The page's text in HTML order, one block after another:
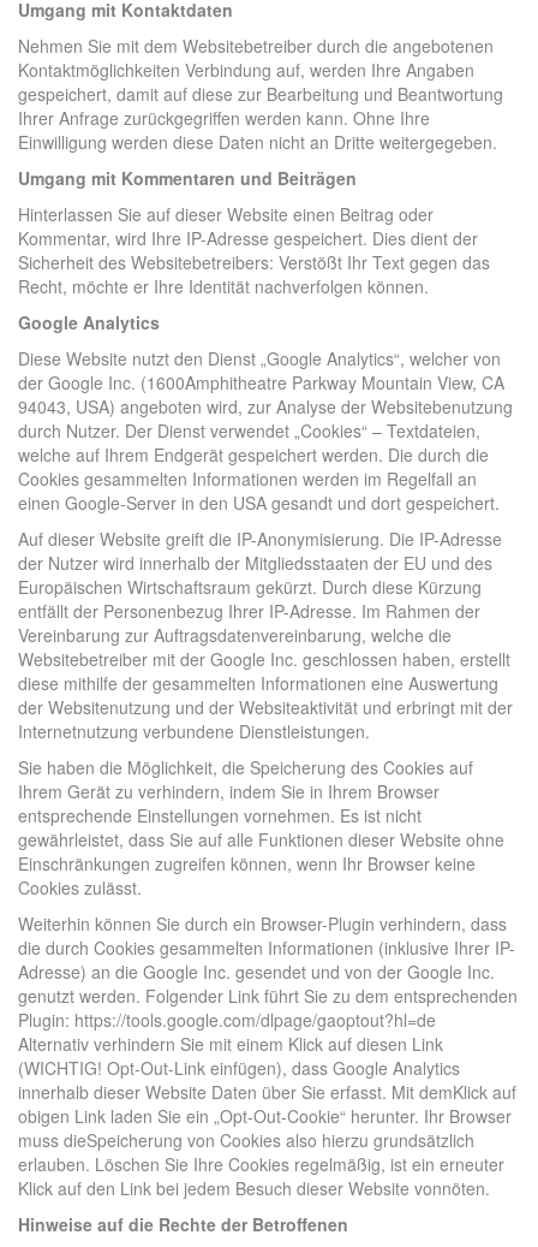
Umgang mit Kontaktdaten
Nehmen Sie mit dem Websitebetreiber durch die angebotenen
Kontaktmöglichkeiten Verbindung auf, werden Ihre Angaben
gespeichert, damit auf diese zur Bearbeitung und Beantwortung
Ihrer Anfrage zurückgegriffen werden kann. Ohne Ihre
Einwilligung werden diese Daten nicht an Dritte weitergegeben.
Umgang mit Kommentaren und Beiträgen
Hinterlassen Sie auf dieser Website einen Beitrag oder
Kommentar, wird Ihre IP-Adresse gespeichert. Dies dient der
Sicherheit des Websitebetreibers: Verstößt Ihr Text gegen das
Recht, möchte er Ihre Identität nachverfolgen können.
Google Analytics
Diese Website nutzt den Dienst „Google Analytics“, welcher von
der Google Inc. (1600Amphitheatre Parkway Mountain View, CA
94043, USA) angeboten wird, zur Analyse der Websitebenutzung
durch Nutzer. Der Dienst verwendet „Cookies“ – Textdateien,
welche auf Ihrem Endgerät gespeichert werden. Die durch die
Cookies gesammelten Informationen werden im Regelfall an
einen Google-Server in den USA gesandt und dort gespeichert.
Auf dieser Website greift die IP-Anonymisierung. Die IP-Adresse
der Nutzer wird innerhalb der Mitgliedsstaaten der EU und des
Europäischen Wirtschaftsraum gekürzt. Durch diese Kürzung
entfällt der Personenbezug Ihrer IP-Adresse. Im Rahmen der
Vereinbarung zur Auftragsdatenvereinbarung, welche die
Websitebetreiber mit der Google Inc. geschlossen haben, erstellt
diese mithilfe der gesammelten Informationen eine Auswertung
der Websitenutzung und der Websiteaktivität und erbringt mit der
Internetnutzung verbundene Dienstleistungen.
Sie haben die Möglichkeit, die Speicherung des Cookies auf
Ihrem Gerät zu verhindern, indem Sie in Ihrem Browser
entsprechende Einstellungen vornehmen. Es ist nicht
gewährleistet, dass Sie auf alle Funktionen dieser Website ohne
Einschränkungen zugreifen können, wenn Ihr Browser keine
Cookies zulässt.
Weiterhin können Sie durch ein Browser-Plugin verhindern, dass
die durch Cookies gesammelten Informationen (inklusive Ihrer IP-
Adresse) an die Google Inc. gesendet und von der Google Inc.
genutzt werden. Folgender Link führt Sie zu dem entsprechenden
Plugin: https://tools.google.com/dlpage/gaoptout?hl=de
Alternativ verhindern Sie mit einem Klick auf diesen Link
(WICHTIG! Opt-Out-Link einfügen), dass Google Analytics
innerhalb dieser Website Daten über Sie erfasst. Mit demKlick auf
obigen Link laden Sie ein „Opt-Out-Cookie“ herunter. Ihr Browser
muss dieSpeicherung von Cookies also hierzu grundsätzlich
erlauben. Löschen Sie Ihre Cookies regelmäßig, ist ein erneuter
Klick auf den Link bei jedem Besuch dieser Website vonnöten.
Hinweise auf die Rechte der Betroffenen